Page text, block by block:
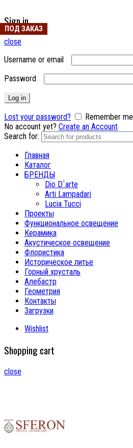
Sign in
close
Username or email
Password
Log in
Lost your password?
Remember me
No account yet? Create an Account
Search for:
Главная
Каталог
БРЕНДЫ
Dio D`arte
Arti Lampadari
Lucia Tucci
Проекты
Функциональное освещение
Керамика
Акустическое освещение
Флористика
Историческое литье
Горный хрусталь
Алебастр
Геометрия
Контакты
Загрузки
Wishlist
Shopping cart
close
ПОД ЗАКАЗ
ПОД ЗАКАЗ